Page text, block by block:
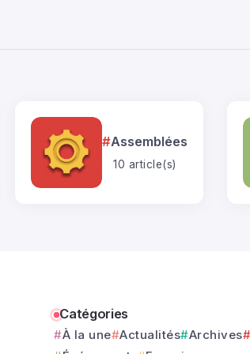
Assemblées
10 article(s)
Catégories
À la une Actualités Archives